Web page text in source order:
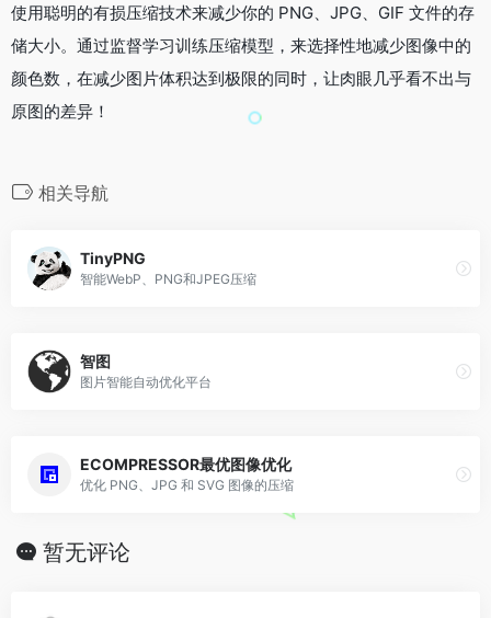
使用聪明的有损压缩技术来减少你的 PNG、JPG、GIF 文件的存
储大小。通过监督学习训练压缩模型，来选择性地减少图像中的
颜色数，在减少图片体积达到极限的同时，让肉眼几乎看不出与
原图的差异！
相关导航
TinyPNG
智能WebP、PNG和JPEG压缩
智图
图片智能自动优化平台
ECOMPRESSOR最优图像优化
优化 PNG、JPG 和 SVG 图像的压缩
暂无评论